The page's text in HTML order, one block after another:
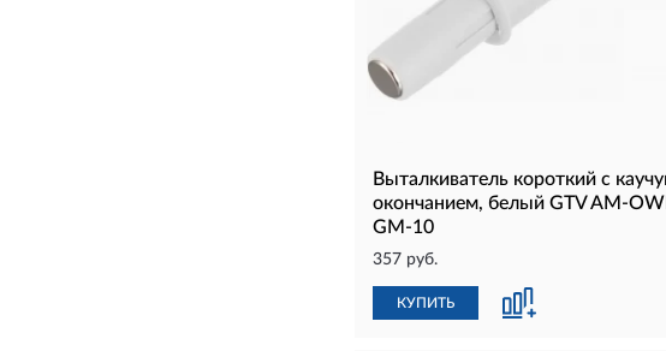
Выталкиватель короткий с
окончанием, белый GTV AM-
GM-10
357 руб.
КУПИТЬ